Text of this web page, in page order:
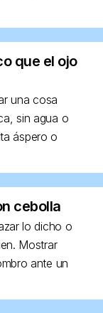
que el ojo
una cosa
sin agua o
áspero o
cebolla
lo dicho o
Mostrar
ante un